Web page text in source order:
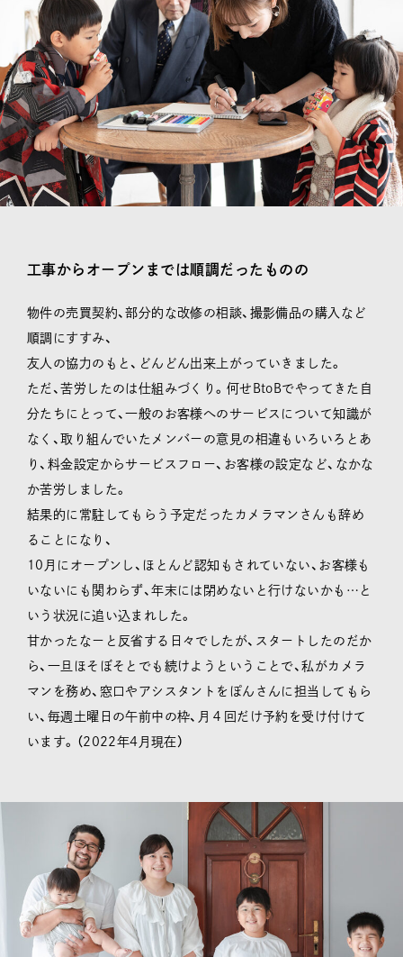
工事からオープンまでは順調だったものの
物件の売買契約、部分的な改修の相談、撮影備品の購入など
順調にすすみ、
友人の協力のもと、どんどん出来上がっていきました。
ただ、苦労したのは仕組みづくり。何せBtoBでやってきた自
分たちにとって、一般のお客様へのサービスについて知識が
なく、取り組んでいたメンバーの意見の相違もいろいろとあ
り、料金設定からサービスフロー、お客様の設定など、なかな
か苦労しました。
結果的に常駐してもらう予定だったカメラマンさんも辞め
ることになり、
10月にオープンし、ほとんど認知もされていない、お客様も
いないにも関わらず、年末には閉めないと行けないかも…と
いう状況に追い込まれした。
甘かったなーと反省する日々でしたが、スタートしたのだか
ら、一旦ほそぼそとでも続けようということで、私がカメラ
マンを務め、窓口やアシスタントをぽんさんに担当してもら
い、毎週土曜日の午前中の枠、月４回だけ予約を受け付けて
います。（2022年4月現在）